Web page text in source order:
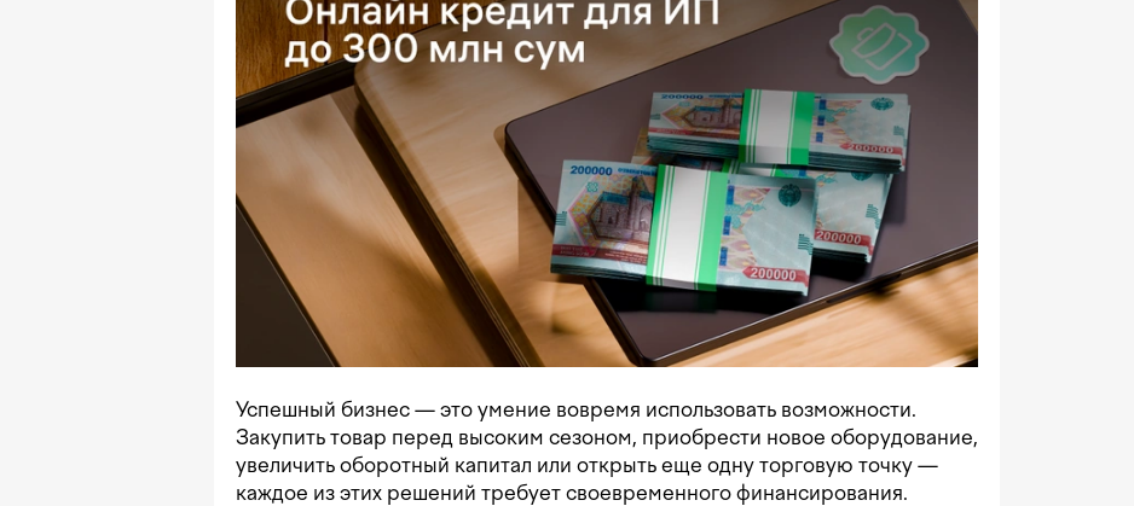
Успешный бизнес — это умение вовремя использовать возможности.
Закупить товар перед высоким сезоном, приобрести новое оборудование,
увеличить оборотный капитал или открыть еще одну торговую точку —
каждое из этих решений требует своевременного финансирования.